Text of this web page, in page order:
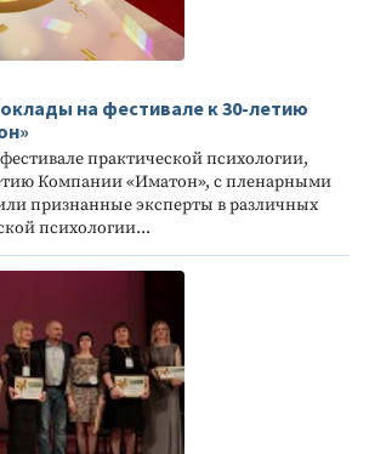
на фестивале к 30-летию
практической психологии,
Компании «Иматон», с пленарными
признанные эксперты в различных
психологии...